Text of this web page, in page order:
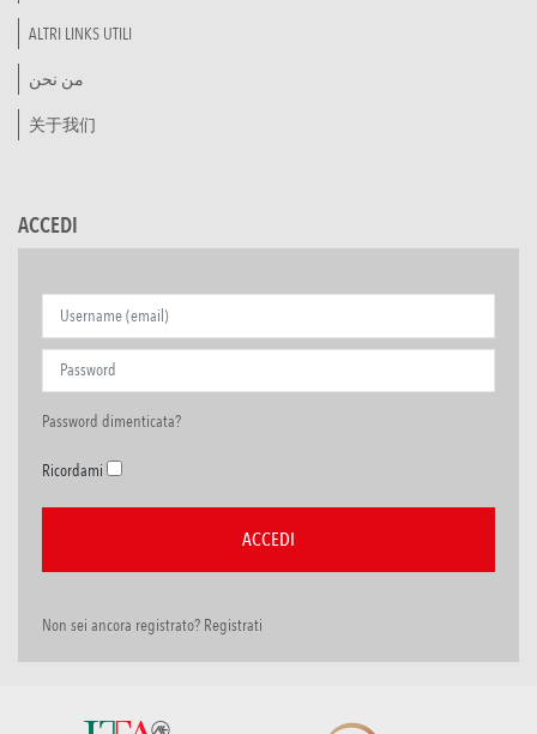
ALTRI LINKS UTILI
من نحن
关于我们
ACCEDI
Password dimenticata?
Ricordami
Non sei ancora registrato? Registrati